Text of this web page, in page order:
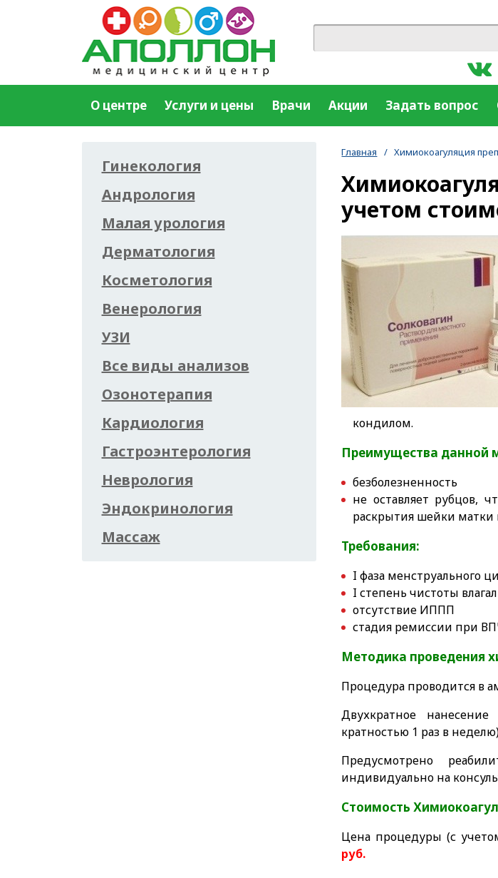
О центре Услуги и цены Врачи Акции Задать вопрос
Главная / Химиокоагуляция
учетом
кондилом.
Преимущества данной
безболезненность
не оставляет рубцов,
раскрытия шейки матки
Требования:
I фаза менструального
I степень чистоты
отсутствие ИППП
стадия ремиссии при
Методика проведения
Процедура проводится в
Двухкратное
кратностью 1 раз в
Предусмотрено
индивидуально на
Стоимость
Цена процедуры (с
руб.
Гинекология
Андрология
Малая урология
Дерматология
Косметология
Венерология
УЗИ
Все виды анализов
Озонотерапия
Кардиология
Гастроэнтерология
Неврология
Эндокринология
Массаж